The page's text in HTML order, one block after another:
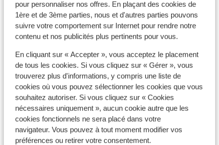
pour personnaliser nos offres. En plaçant des cookies de
1ère et de 3ème parties, nous et d'autres parties pouvons
suivre votre comportement sur Internet pour rendre notre
contenu et nos publicités plus pertinents pour vous.
En cliquant sur « Accepter », vous acceptez le placement
de tous les cookies. Si vous cliquez sur « Gérer », vous
trouverez plus d'informations, y compris une liste de
cookies où vous pouvez sélectionner les cookies que vous
souhaitez autoriser. Si vous cliquez sur « Cookies
nécessaires uniquement », aucun cookie autre que les
cookies fonctionnels ne sera placé dans votre
navigateur. Vous pouvez à tout moment modifier vos
préférences ou retirer votre consentement.
À proximité
, parasols (payant) )
Distance du centre-ville: environ 300 mètres
La distance de la vieille ville environ 1 kilomètres
Distance jusqu'à Barstreet environ 500 mètres
Distance de l'aéroport environ 18 kilomètres
Distance jusqu'à l'arrêt de bus environ 20 mètres
Distance jusqu'au distributeur d'argent environ
100 mètres